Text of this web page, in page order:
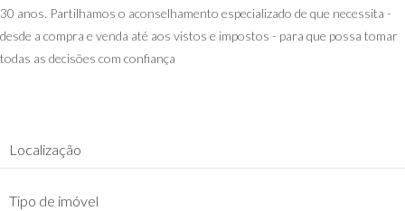
30 anos. Partilhamos o aconselhamento especializado de que necessita -
desde a compra e venda até aos vistos e impostos - para que possa tomar
todas as decisões com confiança
Localização
Tipo de imóvel